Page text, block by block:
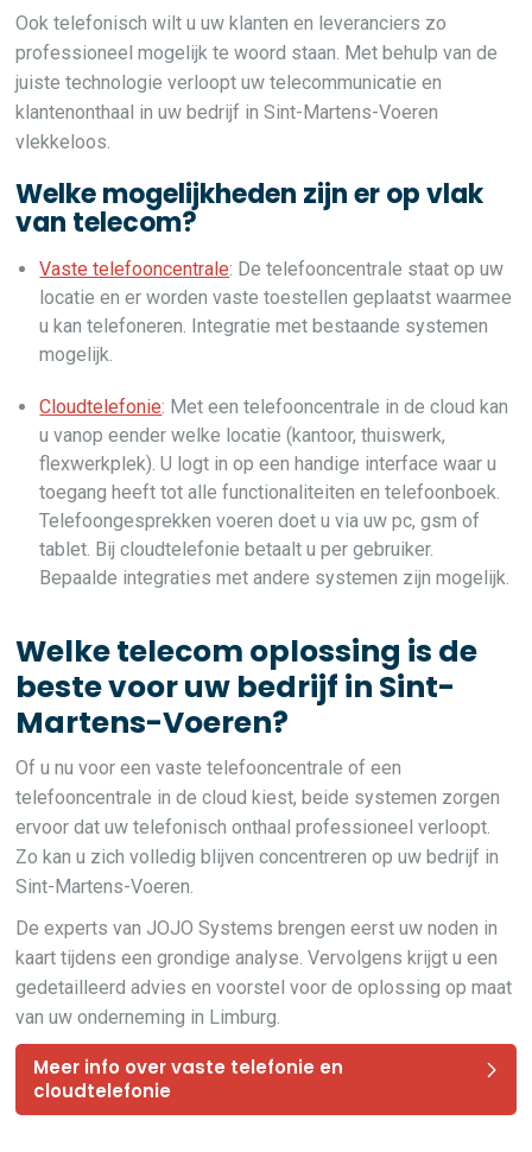
Ook telefonisch wilt u uw klanten en leveranciers zo
professioneel mogelijk te woord staan. Met behulp van de
juiste technologie verloopt uw telecommunicatie en
klantenonthaal in uw bedrijf in Sint-Martens-Voeren
vlekkeloos.
Welke mogelijkheden zijn er op vlak
van telecom?
Vaste telefooncentrale: De telefooncentrale staat op uw
locatie en er worden vaste toestellen geplaatst waarmee
u kan telefoneren. Integratie met bestaande systemen
mogelijk.
Cloudtelefonie: Met een telefooncentrale in de cloud kan
u vanop eender welke locatie (kantoor, thuiswerk,
flexwerkplek). U logt in op een handige interface waar u
toegang heeft tot alle functionaliteiten en telefoonboek.
Telefoongesprekken voeren doet u via uw pc, gsm of
tablet. Bij cloudtelefonie betaalt u per gebruiker.
Bepaalde integraties met andere systemen zijn mogelijk.
Welke telecom oplossing is de
beste voor uw bedrijf in Sint-
Martens-Voeren?
Of u nu voor een vaste telefooncentrale of een
telefooncentrale in de cloud kiest, beide systemen zorgen
ervoor dat uw telefonisch onthaal professioneel verloopt.
Zo kan u zich volledig blijven concentreren op uw bedrijf in
Sint-Martens-Voeren.
De experts van JOJO Systems brengen eerst uw noden in
kaart tijdens een grondige analyse. Vervolgens krijgt u een
gedetailleerd advies en voorstel voor de oplossing op maat
van uw onderneming in Limburg.
Meer info over vaste telefonie en
cloudtelefonie